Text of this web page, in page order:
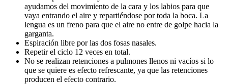
ayudamos del movimiento de la cara y los labios para que
vaya entrando el aire y repartiéndose por toda la boca. La
lengua es un freno para que el aire no entre de golpe hacia la
garganta.
Espiración libre por las dos fosas nasales.
Repetir el ciclo 12 veces en total.
No se realizan retenciones a pulmones llenos ni vacíos si lo
que se quiere es efecto refrescante, ya que las retenciones
producen el efecto contrario.